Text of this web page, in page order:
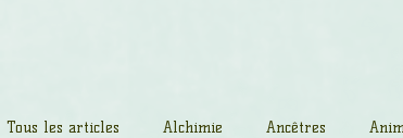
Tous les articles Alchimie Ancêtres